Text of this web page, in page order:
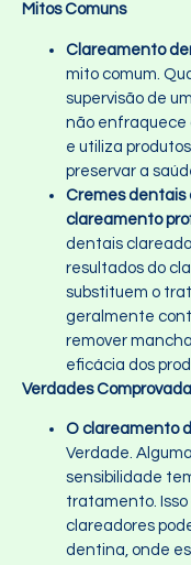
Mitos Comuns
Clareamento
mito comum.
supervisão de
não enfraquece
e utiliza
preservar a
Cremes dentais
clareamento
dentais
resultados do
substituem o
geralmente
remover
eficácia dos
Verdades
O clareamento
Verdade.
sensibilidade
tratamento.
clareadores
dentina, onde